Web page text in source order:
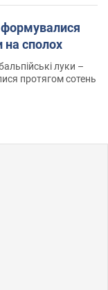
формувалися
на сполох
луки –
протягом сотень